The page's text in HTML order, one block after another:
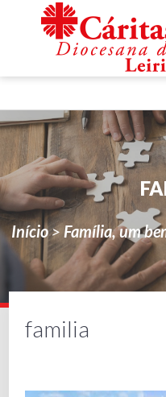
Início> Família, um
familia